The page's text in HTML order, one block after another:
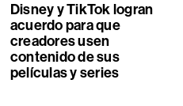
Disney y TikTok logran
acuerdo para que
creadores usen
contenido de sus
películas y series